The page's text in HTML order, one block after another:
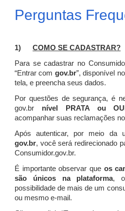
Perguntas
1) COMO SE CADASTRAR?
Para se cadastrar no
“Entrar com gov.br”, disponível
tela, e preencha seus dados.
Por questões de segurança, é
gov.br nível PRATA ou
acompanhar suas reclamações
Após autenticar, por meio da
gov.br, você será redirecionado
Consumidor.gov.br.
É importante observar que os
são únicos na plataforma,
possibilidade de mais de um
ou mesmo e-mail.